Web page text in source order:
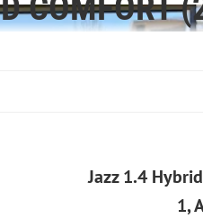
Jazz 1.4
1,